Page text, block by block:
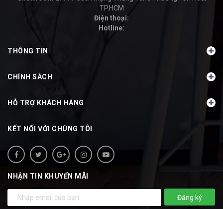
TP.HCM
Điện thoại:
-
Hotline:
THÔNG TIN
CHÍNH SÁCH
HỖ TRỢ KHÁCH HÀNG
KẾT NỐI VỚI CHÚNG TÔI
NHẬN TIN KHUYẾN MÃI
Đăng ký